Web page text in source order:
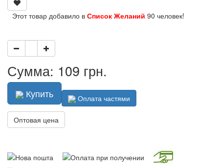
Этот товар добавило в Список Желаний 90 человек!
Сумма: 109 грн.
Купить Оплата частями
Оптовая цена